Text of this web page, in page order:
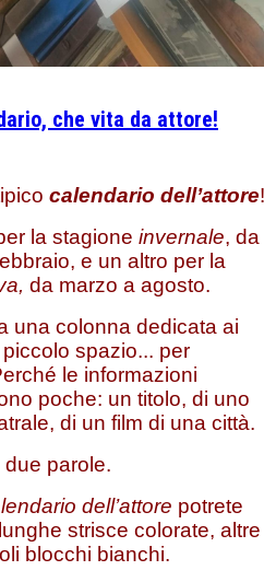
che vita da attore!
calendario dell’attore!
la stagione invernale, da
e un altro per la
da marzo a agosto.
una colonna dedicata ai
spazio... per
le informazioni
poche: un titolo, di uno
di un film di una città.
parole.
dell’attore potrete
strisce colorate, altre
blocchi bianchi.